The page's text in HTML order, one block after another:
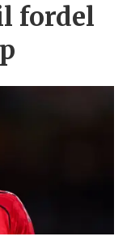
fordel